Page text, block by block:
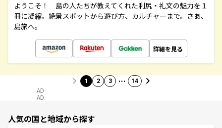
ようこそ！ 島の人たちが教えてくれた利尻・礼文の魅力を１
冊に凝縮。絶景スポットから遊び方、カルチャーまで。さあ、
島旅へ。
詳細を見る
1 2 3 … 14
AD
AD
人気の国と地域から探す